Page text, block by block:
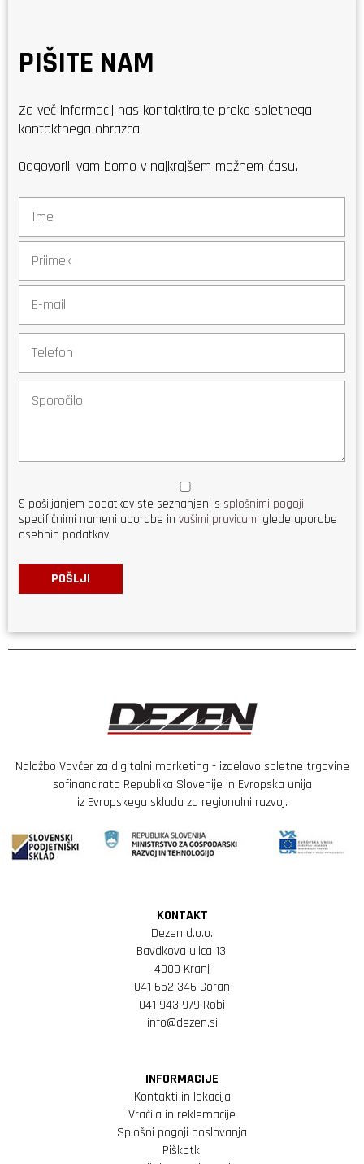
PIŠITE NAM
Za več informacij nas kontaktirajte preko spletnega
kontaktnega obrazca.
Odgovorili vam bomo v najkrajšem možnem času.
S pošiljanjem podatkov ste seznanjeni s splošnimi pogoji,
specifičnimi nameni uporabe in vašimi pravicami glede uporabe
osebnih podatkov.
POŠLJI
Naložbo Vavčer za digitalni marketing - izdelavo spletne trgovine
sofinancirata Republika Slovenije in Evropska unija
iz Evropskega sklada za regionalni razvoj.
KONTAKT
Dezen d.o.o.
Bavdkova ulica 13,
4000 Kranj
041 652 346 Goran
041 943 979 Robi
info@dezen.si
INFORMACIJE
Kontakti in lokacija
Vračila in reklemacije
Splošni pogoji poslovanja
Piškotki